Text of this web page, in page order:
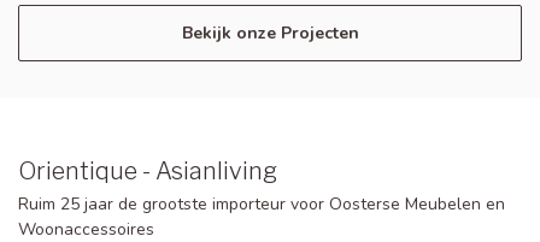
Bekijk onze Projecten
Orientique - Asianliving
Ruim 25 jaar de grootste importeur voor Oosterse Meubelen en
Woonaccessoires